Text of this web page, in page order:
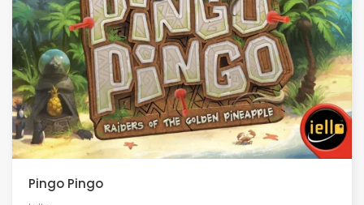
Pingo Pingo